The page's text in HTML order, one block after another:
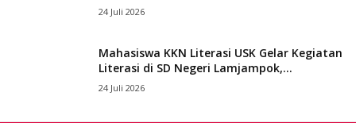
24 Juli 2026
Mahasiswa KKN Literasi USK Gelar Kegiatan
Literasi di SD Negeri Lamjampok,...
24 Juli 2026